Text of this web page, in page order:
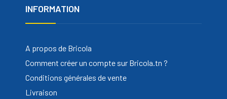
INFORMATION
A propos de Bricola
Comment créer un compte sur Bricola.tn ?
Conditions générales de vente
Livraison